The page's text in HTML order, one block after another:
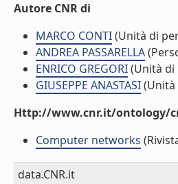
Autore CNR di
MARCO CONTI(Unità di
ANDREA PASSARELLA
ENRICO GREGORI(Unità
GIUSEPPE ANASTASI
Http://www.cnr.it/ontology/
Computer networks
data.CNR.it